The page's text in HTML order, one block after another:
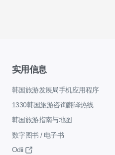
实用信息
韩国旅游发展局手机应用程序
1330韩国旅游咨询翻译热线
韩国旅游指南与地图
数字图书 / 电子书
Odii